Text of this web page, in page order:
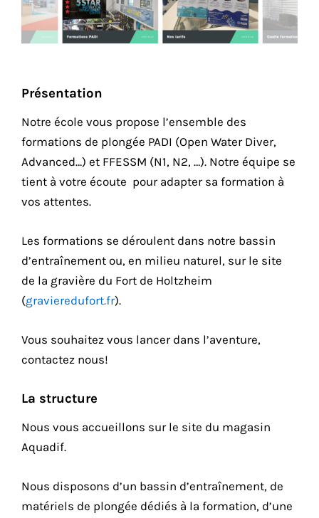
Présentation
Notre école vous propose l’ensemble des
formations de plongée PADI (Open Water Diver,
Advanced…) et FFESSM (N1, N2, …). Notre équipe se
tient à votre écoute pour adapter sa formation à
vos attentes.
Les formations se déroulent dans notre bassin
d’entraînement ou, en milieu naturel, sur le site
de la gravière du Fort de Holtzheim
(gravieredufort.fr).
Vous souhaitez vous lancer dans l’aventure,
contactez nous!
La structure
Nous vous accueillons sur le site du magasin
Aquadif.
Nous disposons d’un bassin d’entraînement, de
matériels de plongée dédiés à la formation, d’une